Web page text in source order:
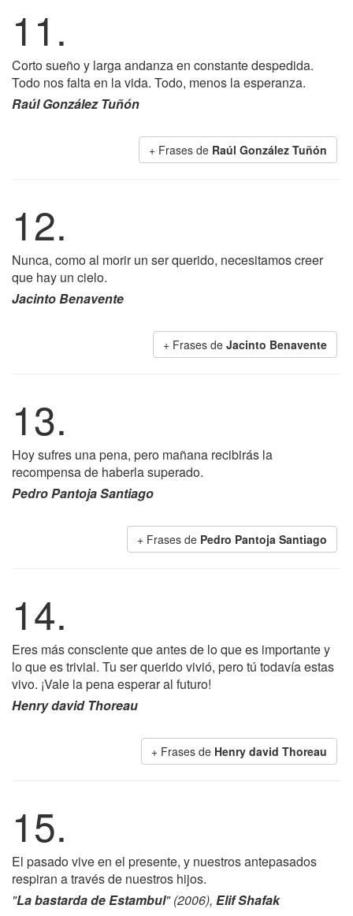
11.
Corto sueño y larga andanza en constante despedida.
Todo nos falta en la vida. Todo, menos la esperanza.
Raúl González Tuñón
+ Frases de Raúl González Tuñón
12.
Nunca, como al morir un ser querido, necesitamos creer
que hay un cielo.
Jacinto Benavente
+ Frases de Jacinto Benavente
13.
Hoy sufres una pena, pero mañana recibirás la
recompensa de haberla superado.
Pedro Pantoja Santiago
+ Frases de Pedro Pantoja Santiago
14.
Eres más consciente que antes de lo que es importante y
lo que es trivial. Tu ser querido vivió, pero tú todavía estas
vivo. ¡Vale la pena esperar al futuro!
Henry david Thoreau
+ Frases de Henry david Thoreau
15.
El pasado vive en el presente, y nuestros antepasados
respiran a través de nuestros hijos.
"La bastarda de Estambul" (2006), Elif Shafak